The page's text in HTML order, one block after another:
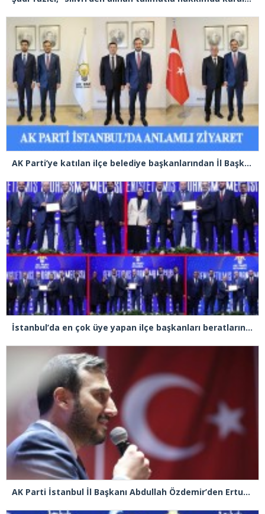
AK Parti’ye katılan ilçe belediye başkanlarından İl Başkanı Özdemir’e ziyaret
İstanbul’da en çok üye yapan ilçe başkanları beratlarını Cumhurbaşkanı Erdoğan’ın elinden aldı
AK Parti İstanbul İl Başkanı Abdullah Özdemir’den Ertuğrul Özkök’e “Franco” tepkisi